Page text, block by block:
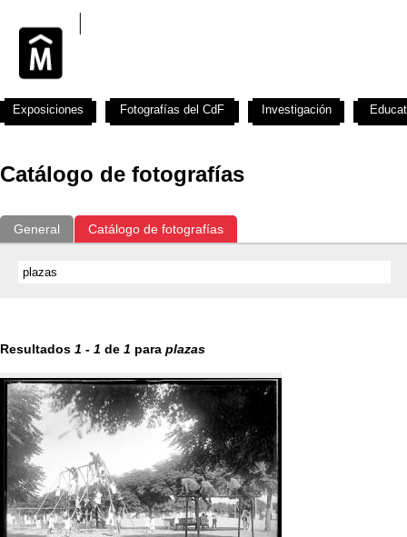
Catálogo de fotografías
General Catálogo de fotografías
Resultados 1 - 1 de 1 para plazas
Exposiciones Fotografías del CdF Investigación